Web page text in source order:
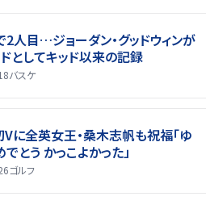
人目…ジョーダン・グッドウィンが
としてキッド以来の記録
バスケ
に全英女王・桑木志帆も祝福「ゆ
とう かっこよかった」
ゴルフ